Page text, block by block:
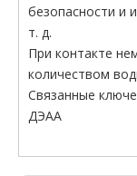
безопасности и
т. д.
При контакте
количеством
Связанные
ДЭАА